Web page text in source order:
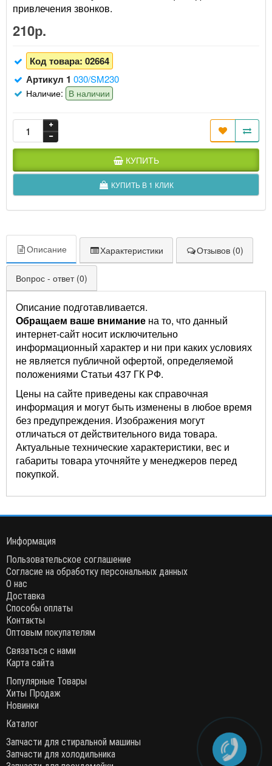
привлечения звонков.
210р.
Код товара: 02664
Артикул 1 030/SM230
Наличие: В наличии
КУПИТЬ
КУПИТЬ В 1 КЛИК
Описание Характеристики Отзывов (0)
Вопрос - ответ (0)
Описание подготавливается.
Обращаем ваше внимание на то, что данный
интернет-сайт носит исключительно
информационный характер и ни при каких условиях
не является публичной офертой, определяемой
положениями Статьи 437 ГК РФ.
Цены на сайте приведены как справочная
информация и могут быть изменены в любое время
без предупреждения. Изображения могут
отличаться от действительного вида товара.
Актуальные технические характеристики, вес и
габариты товара уточняйте у менеджеров перед
покупкой.
Информация
Пользовательское соглашение
Согласие на обработку персональных данных
О нас
Доставка
Способы оплаты
Контакты
Оптовым покупателям
Связаться с нами
Карта сайта
Популярные Товары
Хиты Продаж
Новинки
Каталог
Запчасти для стиральной машины
Запчасти для холодильника